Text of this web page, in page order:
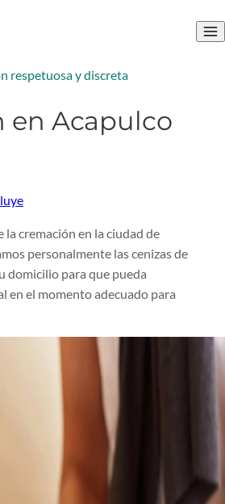
respetuosa y discreta
en Acapulco
la cremación en la ciudad de
personalmente las cenizas de
domicilio para que pueda
en el momento adecuado para